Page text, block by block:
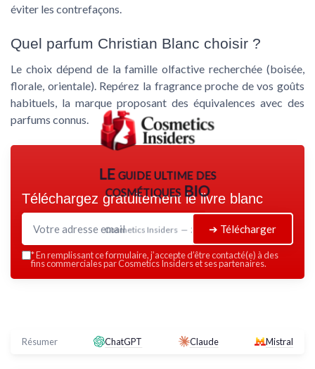
éviter les contrefaçons.
Quel parfum Christian Blanc choisir ?
Le choix dépend de la famille olfactive recherchée (boisée,
florale, orientale). Repérez la fragrance proche de vos goûts
habituels, la marque proposant des équivalences avec des
parfums connus.
LE guide ultime des
cosmétiques BIO
Cosmetics Insiders — 2026
Téléchargez gratuitement le livre blanc
➔ Télécharger
*En remplissant ce formulaire, j’accepte d’être contacté(e) à des
fins commerciales par Cosmetics Insiders et ses partenaires.
Résumer ChatGPT Claude Mistral